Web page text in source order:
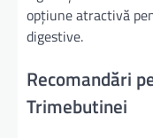
opțiune atractivă
digestive.
Recomandări
Trimebutinei